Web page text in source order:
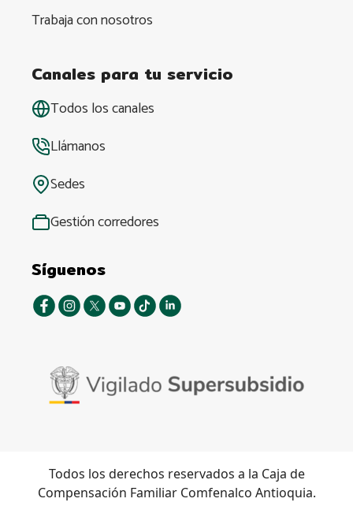
Trabaja con nosotros
Canales para tu servicio
Todos los canales
Llámanos
Sedes
Gestión corredores
Síguenos
Todos los derechos reservados a la Caja de
Compensación Familiar Comfenalco Antioquia.